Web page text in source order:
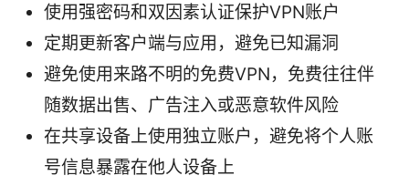
使用强密码和双因素认证保护VPN账户
定期更新客户端与应用，避免已知漏洞
避免使用来路不明的免费VPN，免费往往伴
随数据出售、广告注入或恶意软件风险
在共享设备上使用独立账户，避免将个人账
号信息暴露在他人设备上